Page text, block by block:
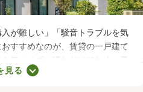
が難しい」「騒音トラブルを気
すすめなのが、賃貸の一戸建て
気にせずに済むだけでなく、子
も戸建ての魅力。生活音のトラ
見る